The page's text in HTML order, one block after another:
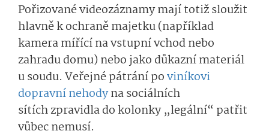
Pořizované videozáznamy majítotižsloužit
hlavně k ochraně majetku (například
kamera mířící na vstupní vchod nebo
zahradu domu) nebo jako důkazní materiál
u soudu. Veřejné pátrání poviníkovi
dopravní nehodyna sociálních
sítíchzpravi­dlado kolonky „legální“ patřit
vůbec nemusí.